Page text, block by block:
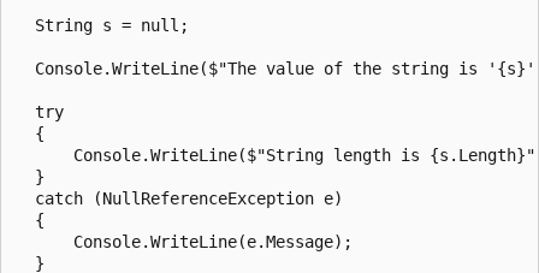
  String s = null;
Console.WriteLine($"The value of the string is
  try
  {
Console.WriteLine($"String length is
  }
  catch (NullReferenceException e)
  {
      Console.WriteLine(e.Message);
  }